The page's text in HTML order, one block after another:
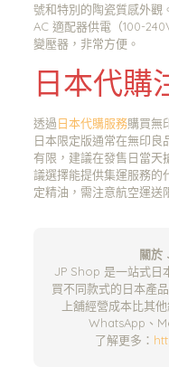
號和特別的陶瓷質感外觀
AC 適配器供電（100-
變壓器，非常方便。
日本代購
透過日本代購服務購買無
日本限定版通常在無印良
有限，建議在發售日當天
議選擇能提供集運服務的
定精油，需注意航空運送
關於
JP Shop 是一站式日
買不同款式的日本產
上舖經營成本比其
WhatsApp、
了解更多：